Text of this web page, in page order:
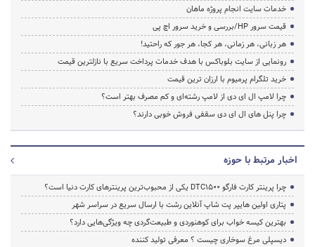
خدمات سایت انجام پروژه ماهان
قیمت سرور HP/بررسی و خرید سرور اچ پی
هر زبانی، هر زمانی، هر کجا، هر جور که راحتید!
رونمایی از سایت بلوباکس با هدف خدمات پرداخت سریع با نازلترین قیمت
خرید تلگرام پرمیوم با ارزان ترین قیمت
چرا لامپ ال ای دی از لامپ رشته‌ای و کم مصرف بهتر است؟
چرا پنل های ال ای دی سقفی فروش خوبی دارند؟
اخبار مرتبط با حوزه
چرا پرینتر کارت فارگو DTC1500 یکی از محبوب‌ترین پرینترهای کارت دنیا است؟
پتاری اولین هایپر پت شاپ آنلاین رشت با ارسال سریع در سراسر شهر
بهترین کیسه خواب برای کوهنوردی و طبیعت‌گردی چه ویژگی‌هایی دارد؟
دیسپلی مرغ سوخاری چیست ؟ معرفی تولید کننده